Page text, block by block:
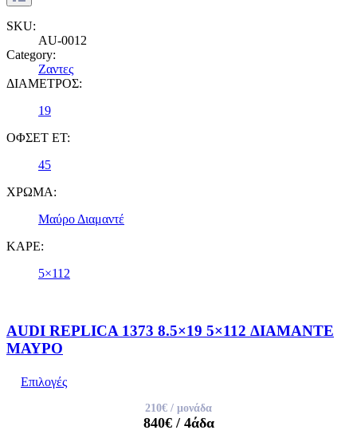
SKU:
AU-0012
Category:
Ζαντες
ΔΙΑΜΕΤΡΟΣ:
19
ΟΦΣΕΤ ET:
45
ΧΡΩΜΑ:
Μαύρο Διαμαντέ
ΚΑΡΕ:
5×112
AUDI REPLICA 1373 8.5×19 5×112 ΔΙΑΜΑΝΤΕ
ΜΑΥΡΟ
Επιλογές
210€ / μονάδα
840€/ 4άδα